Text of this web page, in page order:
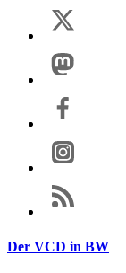
Der VCD in BW